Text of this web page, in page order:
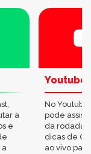
a
e
a
Youtube
No
pode
da rodada,
dicas de
ao vivo